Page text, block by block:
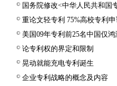
国务院修改<中华人民共和国
重论文轻专利 75%高校专利
美国09年专利前25名中国仅
论专利权的界定和限制
晃动就能充电专利诞生
企业专利战略的概念及内容